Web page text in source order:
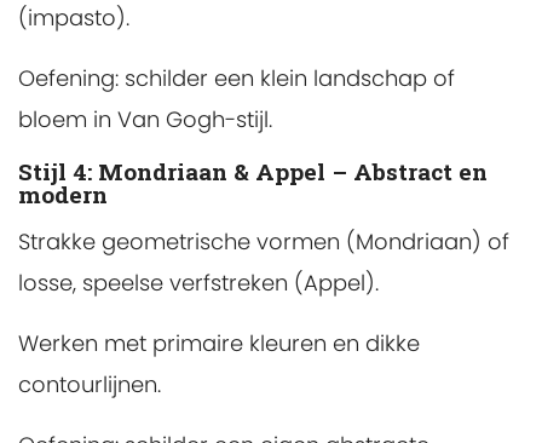
(impasto).
Oefening: schilder een klein landschap of
bloem in Van Gogh-stijl.
Stijl 4: Mondriaan & Appel – Abstract en
modern
Strakke geometrische vormen (Mondriaan) of
losse, speelse verfstreken (Appel).
Werken met primaire kleuren en dikke
contourlijnen.